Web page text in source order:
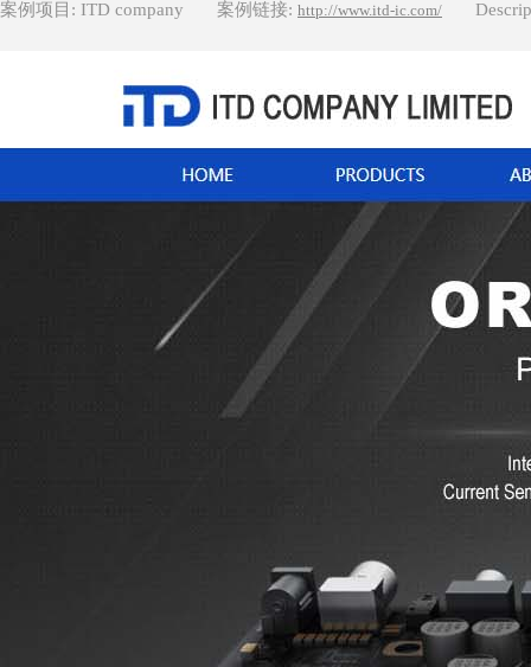
案例项目: ITD company 案例链接: http://www.itd-ic.com/